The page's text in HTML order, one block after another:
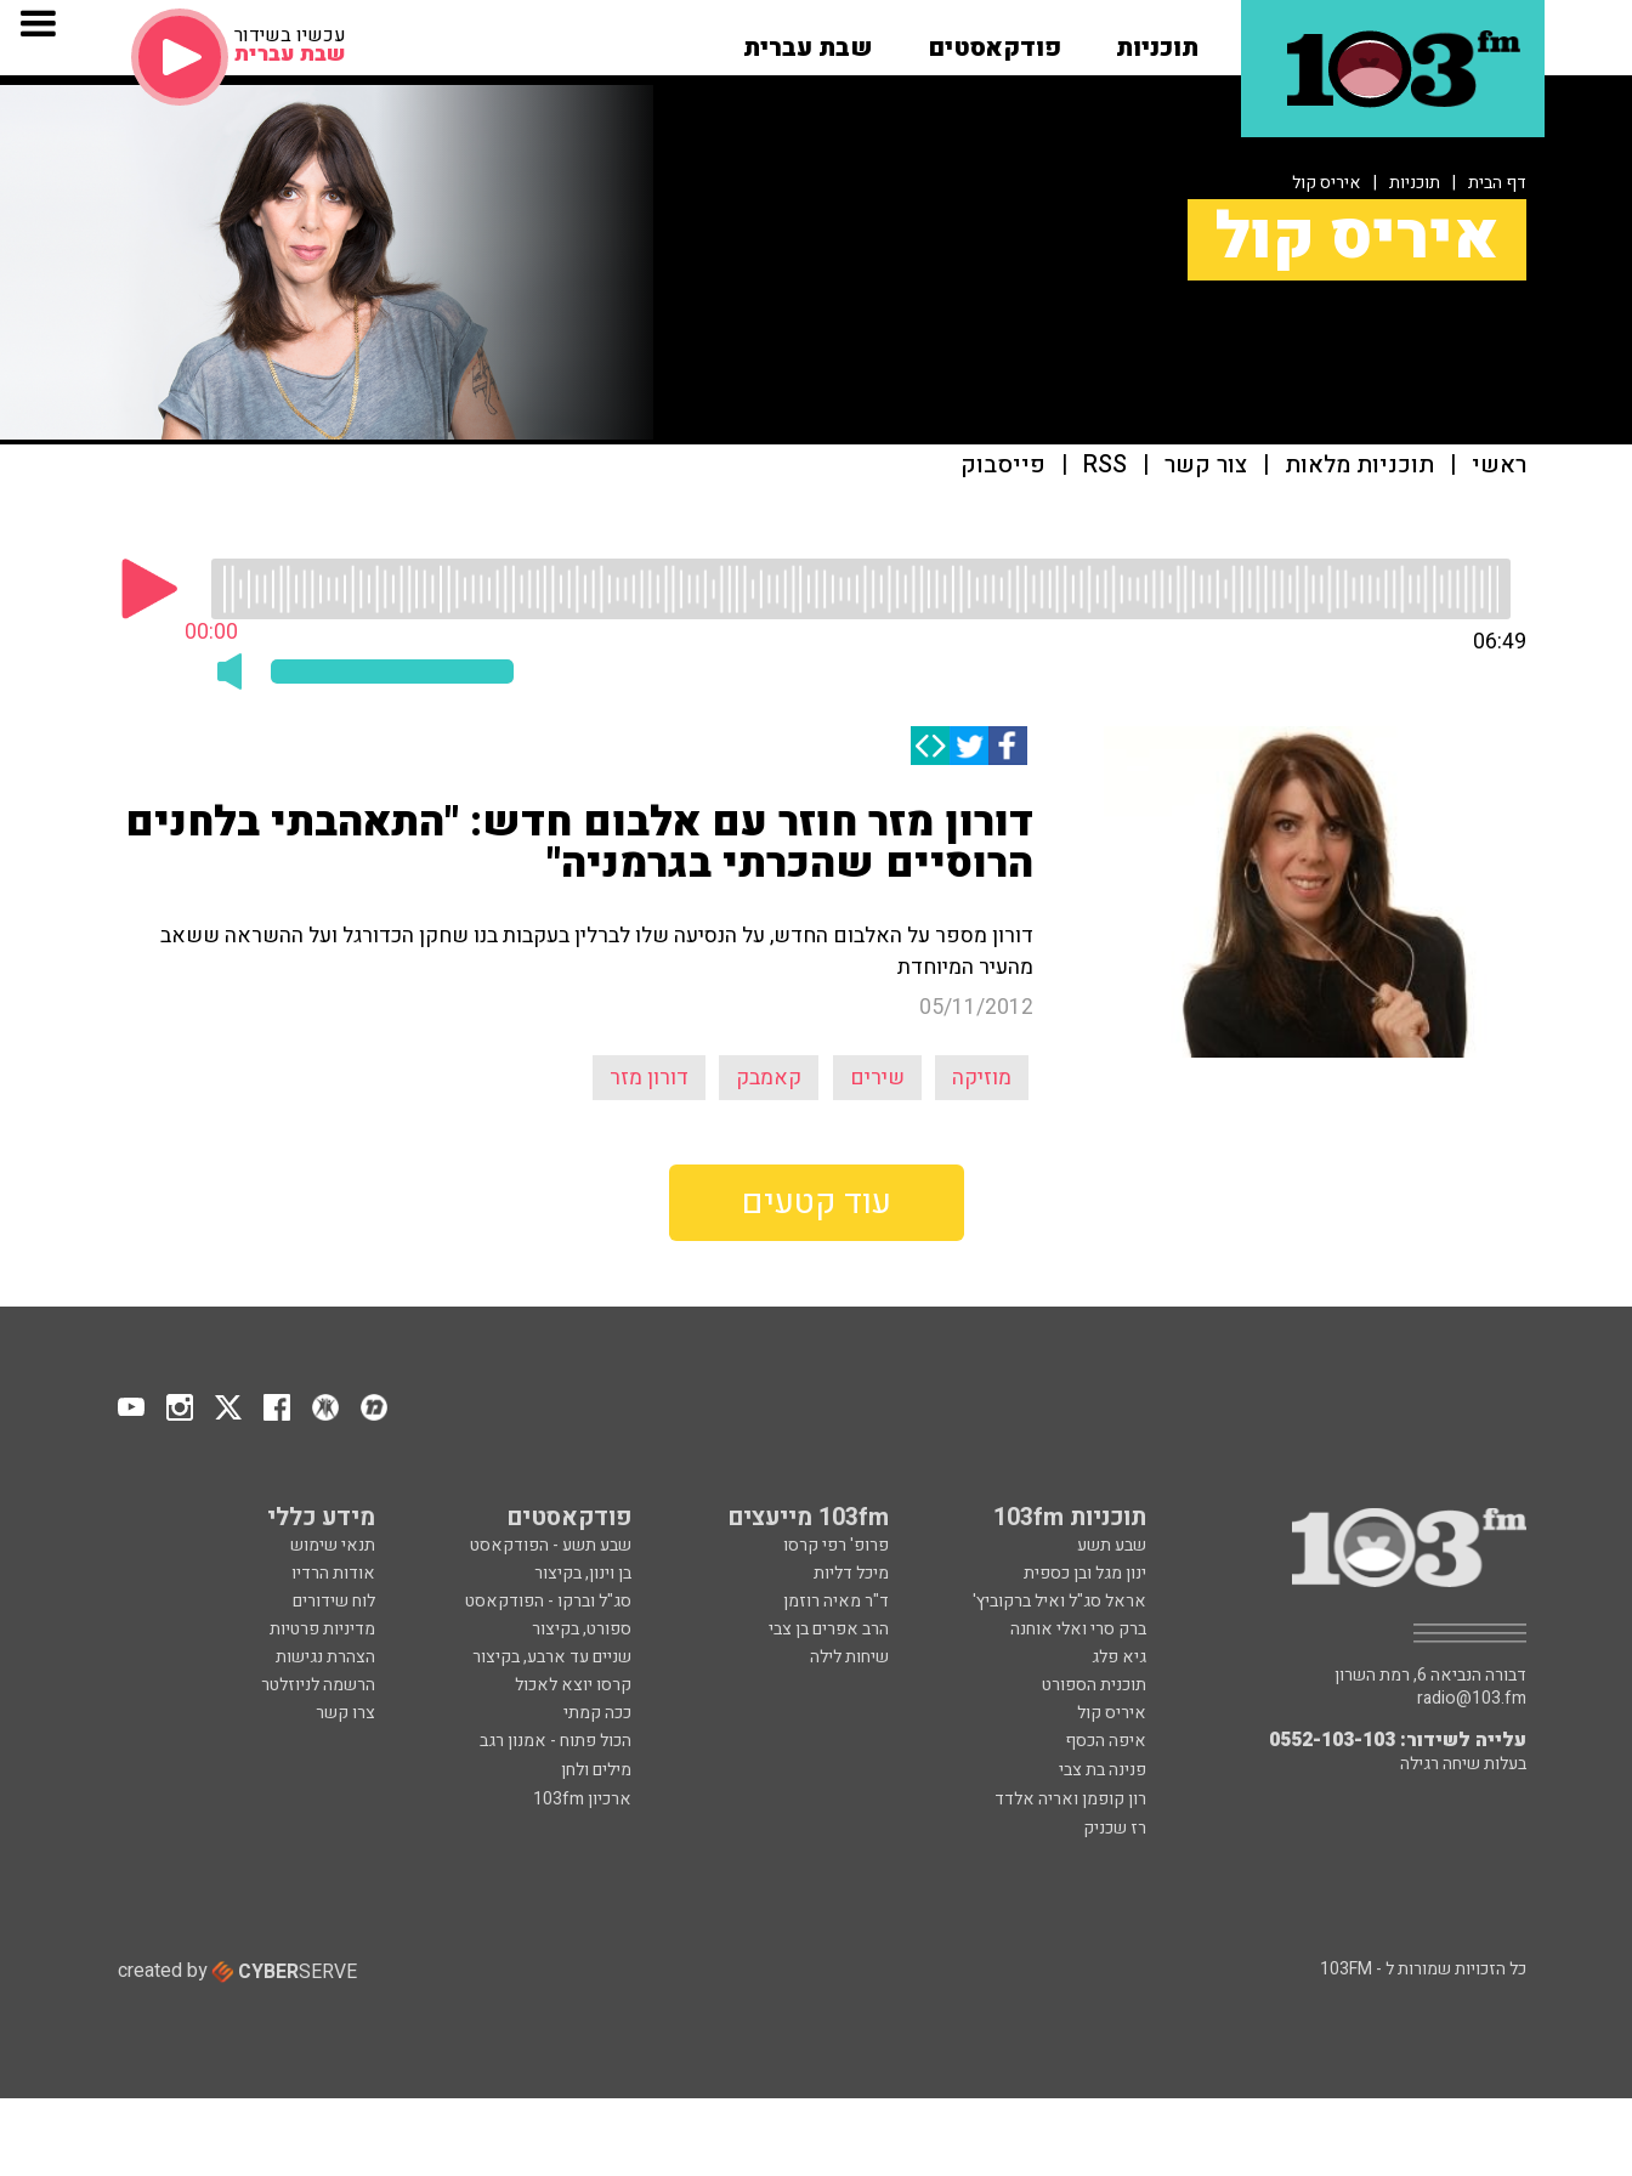
תוכניות פודקאסטים שבת עברית עכשיו בשידור
שבת עברית
דף הבית | תוכניות | איריס קול
איריס קול
ראשי | תוכניות מלאות | צור קשר |
RSS
| פייסבוק
00:00 06:49
דורון מזר חוזר עם אלבום חדש: "התאהבתי בלחנים
הרוסיים שהכרתי בגרמניה"
דורון מספר על האלבום החדש, על הנסיעה שלו לברלין בעקבות בנו שחקן הכדורגל ועל ההשראה ששאב
מהעיר המיוחדת
05/11/2012
מוזיקה שירים קאמבק דורון מזר
עוד קטעים
תוכניות 103fm 103fm מייעצים פודקאסטים מידע כללי
שבע תשע פרופ' רפי קרסו שבע תשע - הפודקאסט
תנאי שימוש
ינון מגל ובן כספית
מיכל דליות בן וינון, בקיצור
אודות הרדיו
אראל סג"ל ואיל ברקוביץ'
ד"ר מאיה רוזמן סג"ל וברקו - הפודקאסט
לוח שידורים
ברק סרי ואלי אוחנה
הרב אפרים בן צבי ספורט, בקיצור
מדיניות פרטיות
גיא פלג
שיחות לילה שניים עד ארבע, בקיצור
הצהרת נגישות
תוכנית הספורט
קרסו יוצא לאכול
הרשמה לניוזלטר
איריס קול
ככה קמתי
צרו קשר
איפה הכסף
הכול פתוח - אמנון רגב
פנינה בת צבי
מילים ולחן
רון קופמן ואריה אלדד
ארכיון 103fm
רז שכניק
דבורה הנביאה 6, רמת השרון
radio@103.fm
עלייה לשידור: 0552-103-103
בעלות שיחה רגילה
כל הזכויות שמורות ל - 103FM created by CYBERSERVE